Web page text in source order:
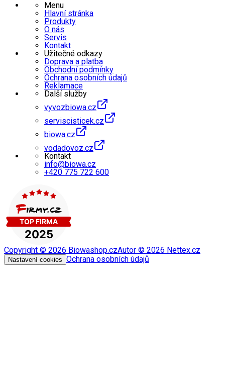
Menu
Hlavní stránka
Produkty
O nás
Servis
Kontakt
Užitečné odkazy
Doprava a platba
Obchodní podmínky
Ochrana osobních údajů
Reklamace
Další služby
vyvozbiowa.cz
serviscisticek.cz
biowa.cz
vodadovoz.cz
Kontakt
info@biowa.cz
+420 775 722 600
Copyright © 2026 Biowashop.czAutor © 2026 Nettex.cz
Nastavení cookies Ochrana osobních údajů